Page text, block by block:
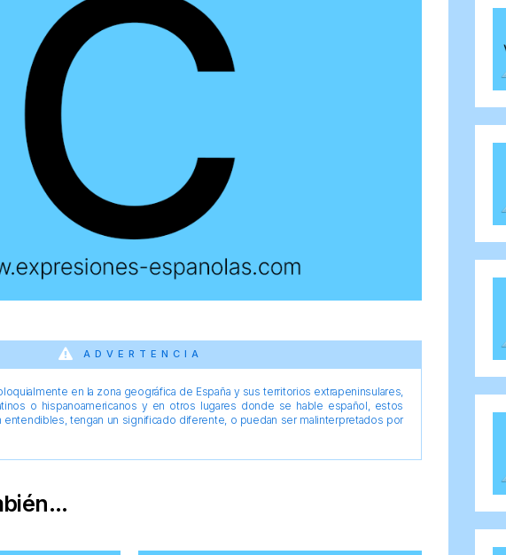
ADVERTENCIA
en la zona geográfica de España y sus territorios extrapeninsulares,
o hispanoamericanos y en otros lugares donde se hable español, estos
tengan un significado diferente, o puedan ser malinterpretados por